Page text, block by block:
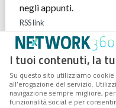
I tuoi contenuti, la
Su questo sito utilizziamo
all’erogazione del servizio.
navigazione sempre migliore,
funzionalità social e per
negli appunti.
RSS link